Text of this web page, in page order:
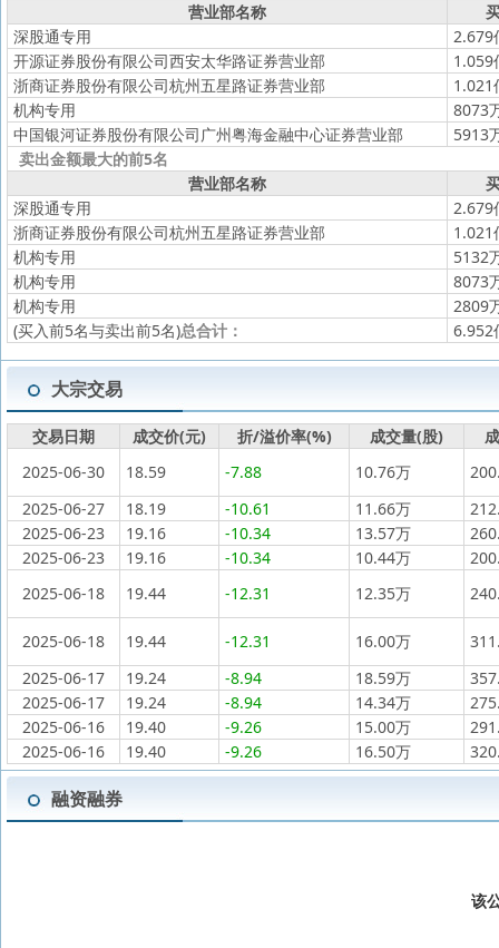
营业部名称
深股通专用
2.679
开源证券股份有限公司西安太华路证券营业部
1.059
浙商证券股份有限公司杭州五星路证券营业部
1.021
机构专用
8073
中国银河证券股份有限公司广州粤海金融中心证券营业部
5913
卖出金额最大的前5名
营业部名称
深股通专用
2.679
浙商证券股份有限公司杭州五星路证券营业部
1.021
机构专用
5132
机构专用
8073
机构专用
2809
(买入前5名与卖出前5名)总合计： 6.952
大宗交易
交易日期 成交价(元) 折/溢价率(%) 成交量(股)
2025-06-30
18.59 -7.88 10.76万
2025-06-27
18.19 -10.61 11.66万
2025-06-23
19.16 -10.34 13.57万
2025-06-23
19.16 -10.34 10.44万
2025-06-18
19.44 -12.31 12.35万
2025-06-18 19.44 -12.31 16.00万
2025-06-17
19.24 -8.94 18.59万
2025-06-17
19.24 -8.94 14.34万
2025-06-16
19.40 -9.26 15.00万
2025-06-16
19.40 -9.26 16.50万
融资融券
该